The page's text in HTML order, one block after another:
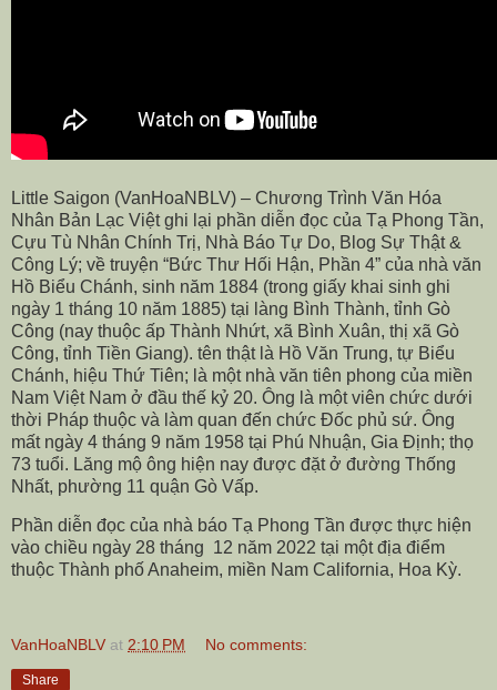
Little Saigon (VanHoaNBLV) – Chương Trình Văn Hóa
Nhân Bản Lạc Việt ghi lại phần diễn đọc của Tạ Phong Tần,
Cựu Tù Nhân Chính Trị, Nhà Báo Tự Do, Blog Sự Thật &
Công Lý; về truyện “Bức Thư Hối Hận, Phần 4” của nhà văn
Hồ Biểu Chánh, sinh năm 1884 (trong giấy khai sinh ghi
ngày 1 tháng 10 năm 1885) tại làng Bình Thành, tỉnh Gò
Công (nay thuộc ấp Thành Nhứt, xã Bình Xuân, thị xã Gò
Công, tỉnh Tiền Giang). tên thật là Hồ Văn Trung, tự Biểu
Chánh, hiệu Thứ Tiên; là một nhà văn tiên phong của miền
Nam Việt Nam ở đầu thế kỷ 20. Ông là một viên chức dưới
thời Pháp thuộc và làm quan đến chức Đốc phủ sứ. Ông
mất ngày 4 tháng 9 năm 1958 tại Phú Nhuận, Gia Định; thọ
73 tuổi. Lăng mộ ông hiện nay được đặt ở đường Thống
Nhất, phường 11 quận Gò Vấp.
Phần diễn đọc của nhà báo Tạ Phong Tần được thực hiện
vào chiều ngày 28 tháng 12 năm 2022 tại một địa điểm
thuộc Thành phố Anaheim, miền Nam California, Hoa Kỳ.
VanHoaNBLV at 2:10 PM No comments:
Share